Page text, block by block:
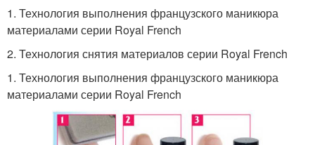
1. Технология выполнения французского маникюра
материалами серии Royal French
2. Технология снятия материалов серии Royal French
1. Технология выполнения французского маникюра
материалами серии Royal French